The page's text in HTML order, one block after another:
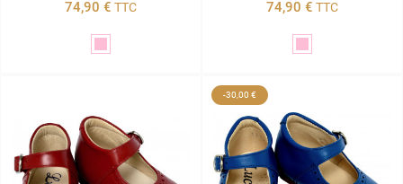
74,90 € TTC
74,90 € TTC
-30,00 €